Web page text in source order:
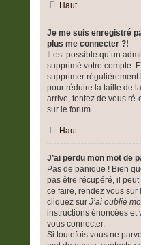
Haut
Je me suis enregistré
plus me connecter ?!
Il est possible qu’un
supprimé votre compte.
supprimer régulièrement
pour réduire la taille de
arrive, tentez de vous
sur le forum.
Haut
J’ai perdu mon mot de
Pas de panique ! Bien
pas être récupéré, il
ce faire, rendez vous
cliquez sur J’ai oublié
instructions énoncées et
vous connecter.
Si toutefois vous ne